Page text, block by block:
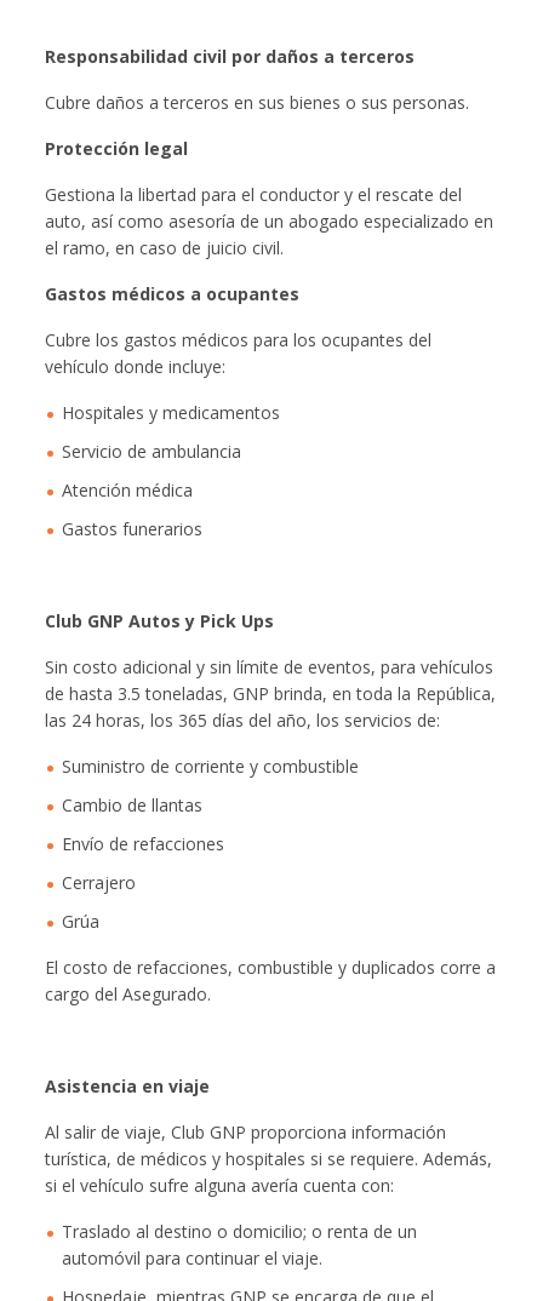
Responsabilidad civil por daños a terceros
Cubre daños a terceros en sus bienes o sus personas.
Protección legal
Gestiona la libertad para el conductor y el rescate del
auto, así como asesoría de un abogado especializado en
el ramo, en caso de juicio civil.
Gastos médicos a ocupantes
Cubre los gastos médicos para los ocupantes del
vehículo donde incluye:
Hospitales y medicamentos
Servicio de ambulancia
Atención médica
Gastos funerarios
Club GNP Autos y Pick Ups
Sin costo adicional y sin límite de eventos, para vehículos
de hasta 3.5 toneladas, GNP brinda, en toda la República,
las 24 horas, los 365 días del año, los servicios de:
Suministro de corriente y combustible
Cambio de llantas
Envío de refacciones
Cerrajero
Grúa
El costo de refacciones, combustible y duplicados corre a
cargo del Asegurado.
Asistencia en viaje
Al salir de viaje, Club GNP proporciona información
turística, de médicos y hospitales si se requiere. Además,
si el vehículo sufre alguna avería cuenta con:
Traslado al destino o domicilio; o renta de un
automóvil para continuar el viaje.